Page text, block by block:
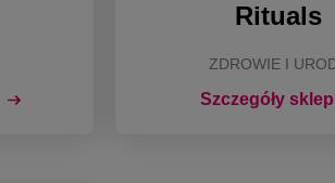
Rituals
ZDROWIE I
Szczegóły